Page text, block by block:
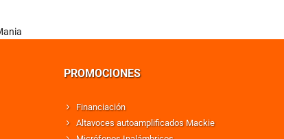
PROMOCIONES
Financiación
Altavoces autoamplificados Mackie